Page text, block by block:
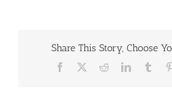
Share This Story, Choose
Facebook RedditLinkedIn